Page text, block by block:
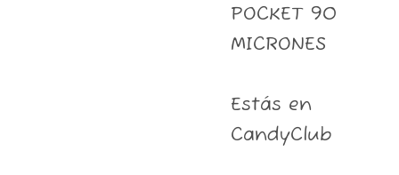
POCKET 90
MICRONES
Estás en
CandyClub